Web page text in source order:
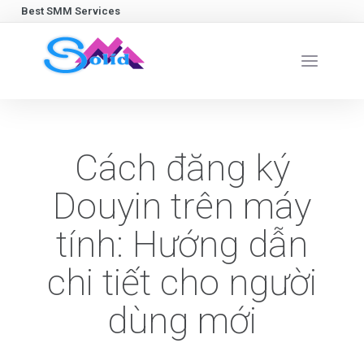
Best SMM Services
Cách đăng ký
Douyin trên máy
tính: Hướng dẫn
chi tiết cho người
dùng mới